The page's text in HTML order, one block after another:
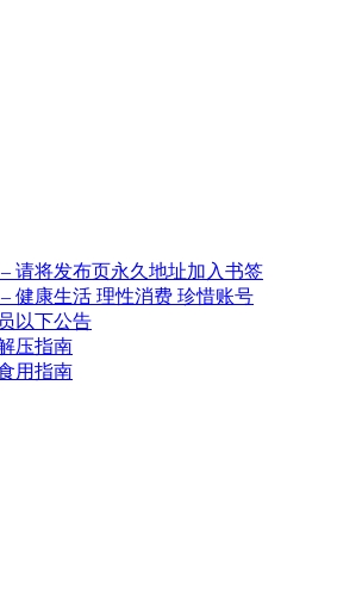
请将发布页永久地址加入书签
健康生活 理性消费 珍惜账号
以下公告
压指南
用指南